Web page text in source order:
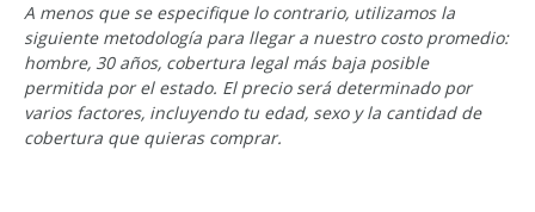
A menos que se especifique lo contrario, utilizamos la
siguiente metodología para llegar a nuestro costo promedio:
hombre, 30 años, cobertura legal más baja posible
permitida por el estado. El precio será determinado por
varios factores, incluyendo tu edad, sexo y la cantidad de
cobertura que quieras comprar.